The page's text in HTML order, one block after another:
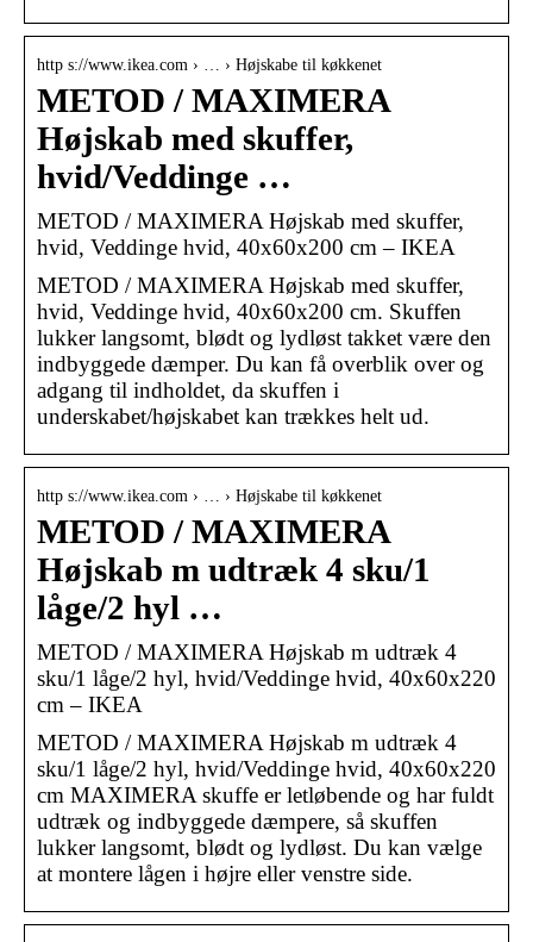
http s://www.ikea.com › … › Højskabe til køkkenet
METOD / MAXIMERA
Højskab med skuffer,
hvid/Veddinge …
METOD / MAXIMERA Højskab med skuffer,
hvid, Veddinge hvid, 40x60x200 cm – IKEA
METOD / MAXIMERA Højskab med skuffer,
hvid, Veddinge hvid, 40x60x200 cm. Skuffen
lukker langsomt, blødt og lydløst takket være den
indbyggede dæmper. Du kan få overblik over og
adgang til indholdet, da skuffen i
underskabet/højskabet kan trækkes helt ud.
http s://www.ikea.com › … › Højskabe til køkkenet
METOD / MAXIMERA
Højskab m udtræk 4 sku/1
låge/2 hyl …
METOD / MAXIMERA Højskab m udtræk 4
sku/1 låge/2 hyl, hvid/Veddinge hvid, 40x60x220
cm – IKEA
METOD / MAXIMERA Højskab m udtræk 4
sku/1 låge/2 hyl, hvid/Veddinge hvid, 40x60x220
cm MAXIMERA skuffe er letløbende og har fuldt
udtræk og indbyggede dæmpere, så skuffen
lukker langsomt, blødt og lydløst. Du kan vælge
at montere lågen i højre eller venstre side.